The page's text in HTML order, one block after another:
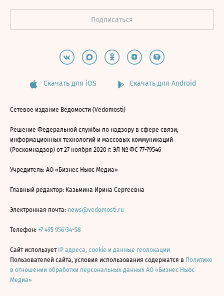
Скачать для iOS Скачать для Android
Сетевое издание Ведомости (Vedomosti)
Решение Федеральной службы по надзору в сфере связи,
информационных технологий и массовых коммуникаций
(Роскомнадзор) от 27 ноября 2020 г. ЭЛ № ФС 77-79546
Учредитель: АО «Бизнес Ньюс Медиа»
Главный редактор: Казьмина Ирина Сергеевна
Электронная почта: news@vedomosti.ru
Телефон: +7 495 956-34-58
Сайт использует IP адреса, cookie и данные геолокации
Пользователей сайта, условия использования содержатся в Политике
в отношении обработки персональных данных АО «Бизнес Ньюс
Медиа»